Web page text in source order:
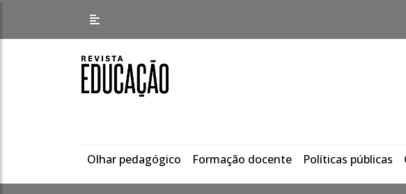
Olhar pedagógico Formação docente Políticas públicas